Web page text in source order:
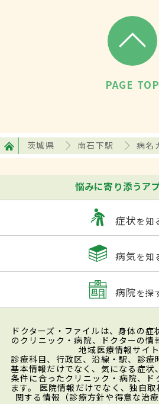
PAGE TOP
茨城県 南石下駅 病名
悩みに寄り添うア
症状を知
病気を知
病院を探
ドクターズ・ファイルは、身体の
のクリニック・病院、ドクターの情
地域医療情報サイト
診療科目、行政区、沿線・駅、診療
基本情報だけでなく、気になる症状
条件に合ったクリニック・病院、ド
ます。 医院情報だけでなく、独自
関する情報（診療方針や得意な治